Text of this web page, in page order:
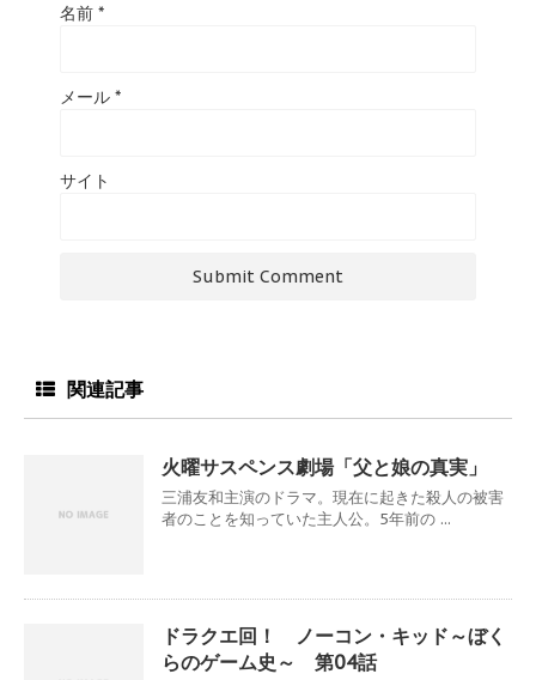
名前 *
メール *
サイト
関連記事
火曜サスペンス劇場「父と娘の真実」
三浦友和主演のドラマ。現在に起きた殺人の被害
者のことを知っていた主人公。5年前の ...
ドラクエ回！ ノーコン・キッド～ぼく
らのゲーム史～ 第04話